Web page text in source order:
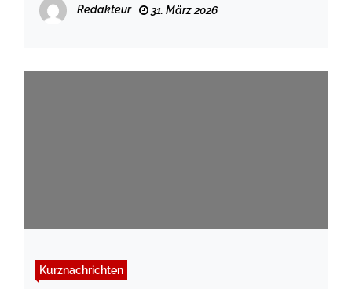
Redakteur 31. März 2026
Kurznachrichten